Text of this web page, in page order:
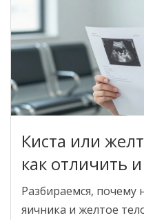
Киста или
как отличить
беспокоиться
Разбираемся, почему
яичника и желтое